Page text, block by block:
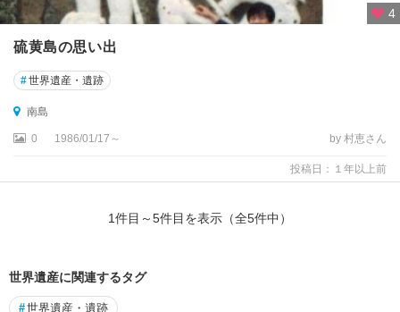
・
日
本
橋
浅
草
カ
イ
4
硫黄島の思い出
#世界遺産・遺跡
南島
0 1986/01/17～ by 村恵さん
投稿日：１年以上前
1件目～5件目を表示（全5件中）
世界遺産に関連するタグ
#世界遺産・遺跡